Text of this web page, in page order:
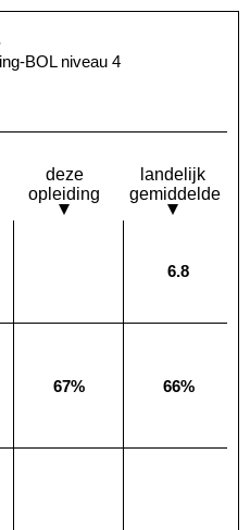
BOL niveau 4
deze
opleiding
landelijk
gemiddelde
Deze opleiding:
Geen waarde bekend
Landelijk
6.8
Deze opleiding:
67% Landelijk
66%